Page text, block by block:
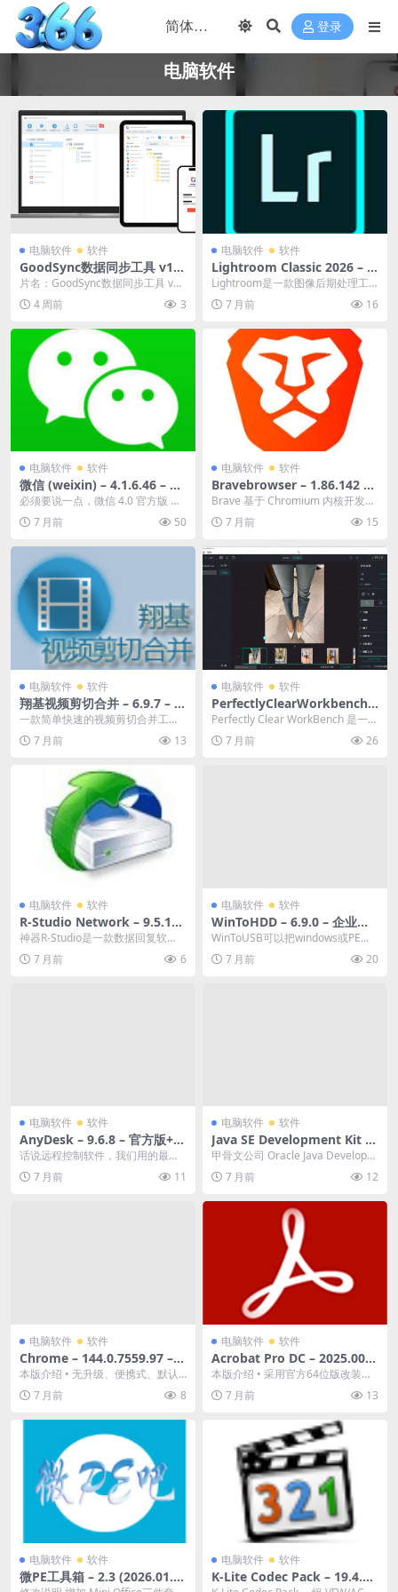
登录
电脑软件
电脑软件 软件
GoodSync数据同步工具 v12.
11.5.2 中文绿色版 文件备份同
片名：GoodSync数据同步工具 v1
2.11.5.2 中文绿色版 文件备份同...
4 周前 3
电脑软件 软件
Lightroom Classic 2026 – 1
5.1.1.1 – 一键安装激活 – 影音
娱乐/摄影设计 – [Win][百度
网盘]
Lightroom是一款图像后期处理工
具，A司产品线太多了，很多朋友搞
不明白都是...
7 月前 16
电脑软件 软件
微信 (weixin) – 4.1.6.46 – 大
神修改版 – 社交资讯/通讯 –
[Win][百度网盘]
必须要说一点，微信 4.0 官方版 的
聊天记录、文件的存储位置不能与
程序在同一目...
7 月前 50
电脑软件 软件
Bravebrowser – 1.86.142 –
不强制更新版 – 网络工具/浏
览器 – [Win][夸克网盘/迅雷
网盘]
Brave 基于 Chromium 内核开发，
是一款以隐私保护和速度为核心的
开源...7 月前 15
电脑软件 软件
翔基视频剪切合并 – 6.9.7 – 绝
版工具备份 – 影音娱乐/剪辑 –
[Win][夸克网盘/迅雷网盘]
一款简单快速的视频剪切合并工
具，支持高速无损剪切模式，支持
编码模式进行剪切合并，...
7 月前 13
电脑软件 软件
PerfectlyClearWorkbench –
5.0.1.3052 – 永久激活专业版
– 影音娱乐/美化 – [Win][夸克
网盘/迅雷网盘]
Perfectly Clear WorkBench 是一款
非常好用的图像后期处理...
7 月前 26
电脑软件 软件
R-Studio Network – 9.5.191
683 – 独家汉化版 – 系统工具/
迅雷网盘]
神器R-Studio是一款数据回复软
件，功能非常全面，具体功能老殁
就不说了，反正...
7 月前 6
电脑软件 软件
WinToHDD – 6.9.0 – 企业版
授权 – 系统工具/重装 – [Win]
WinToUSB可以把windows或PE系
统装在移动硬盘和U盘上，WinTo
U... 7 月前 20
电脑软件 软件
AnyDesk – 9.6.8 – 官方版+便
携版 – 网络工具/远程 – [Win]
[夸克网盘/迅雷网盘]
话说远程控制软件，我们用的最多
的就是QQ内置的远程控制功能了，
后来又发现更为专业...
7 月前 11
电脑软件 软件
Java SE Development Kit –
25.0.2 – 官方原版镜像 – 开发
工具/环境 – [Win][夸克网盘/
迅雷网盘]
甲骨文公司 Oracle Java Developm
ent Kit（JDK）是J...
7 月前 12
电脑软件 软件
Chrome – 144.0.7559.97 –
便携版 – 网络工具/浏览器 –
[Win][夸克网盘/迅雷网盘]
本版介绍 • 无升级、便携式、默认
标签页无广告、可覆盖更新可解压
使用 • 64位...
7 月前 8
电脑软件 软件
Acrobat Pro DC – 2025.001.
21111 – 一键安装激活 – 办公
软件/PDF – [Win][夸克网盘/
迅雷网盘]
本版介绍 • 采用官方64位版改装，
免激活处理，多国语言完整版 • 安
装程序包含...
7 月前 13
电脑软件 软件
微PE工具箱 – 2.3 (2026.01.2
电脑软件 软件
K-Lite Codec Pack – 19.4.3